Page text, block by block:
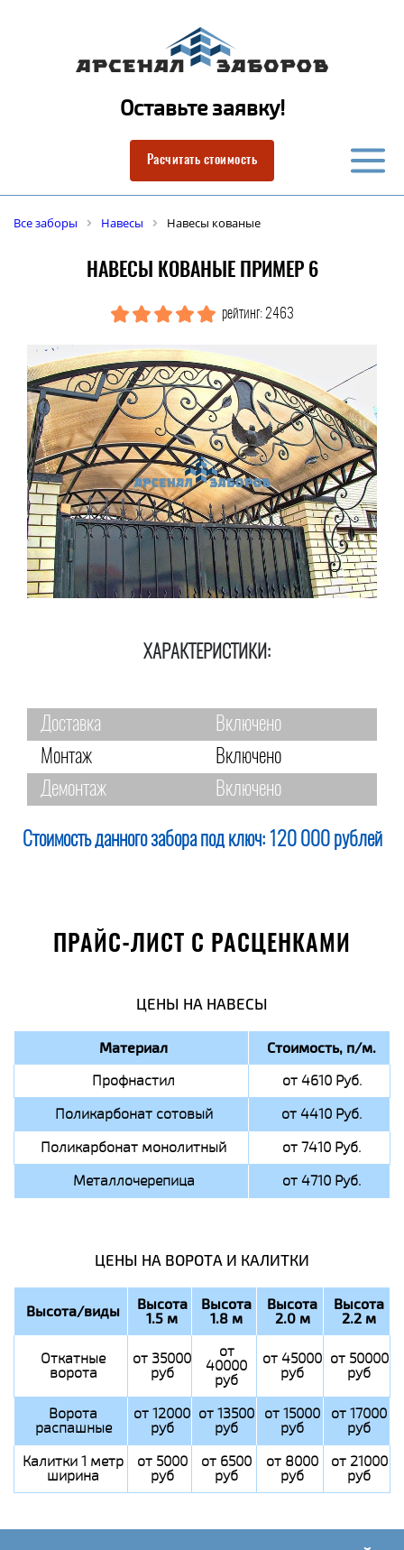
Оставьте заявку!
Расчитать стоимость
Все заборы Навесы Навесы кованые
НАВЕСЫ КОВАНЫЕ ПРИМЕР 6
рейтинг: 2463
ХАРАКТЕРИСТИКИ:
Доставка
Включено
Монтаж
Включено
Демонтаж
Включено
Стоимость данного забора под ключ: 120 000 рублей
ПРАЙС-ЛИСТ С РАСЦЕНКАМИ
ЦЕНЫ НА НАВЕСЫ
Материал Стоимость, п/м.
Профнастил
от 4610 Руб.
Поликарбонат сотовый
от 4410 Руб.
Поликарбонат монолитный
от 7410 Руб.
Металлочерепица
от 4710 Руб.
ЦЕНЫ НА ВОРОТА И КАЛИТКИ
Высота/виды Высота
1.5 м
Высота
1.8 м
Высота
2.0 м
Высота
2.2 м
Откатные
ворота
от 35000
руб
от
40000
руб
от 45000
руб
от 50000
руб
Ворота
распашные
от 12000
руб
от 13500
руб
от 15000
руб
от 17000
руб
Калитки 1 метр
ширина
от 5000
руб
от 6500
руб
от 8000
руб
от 21000
руб